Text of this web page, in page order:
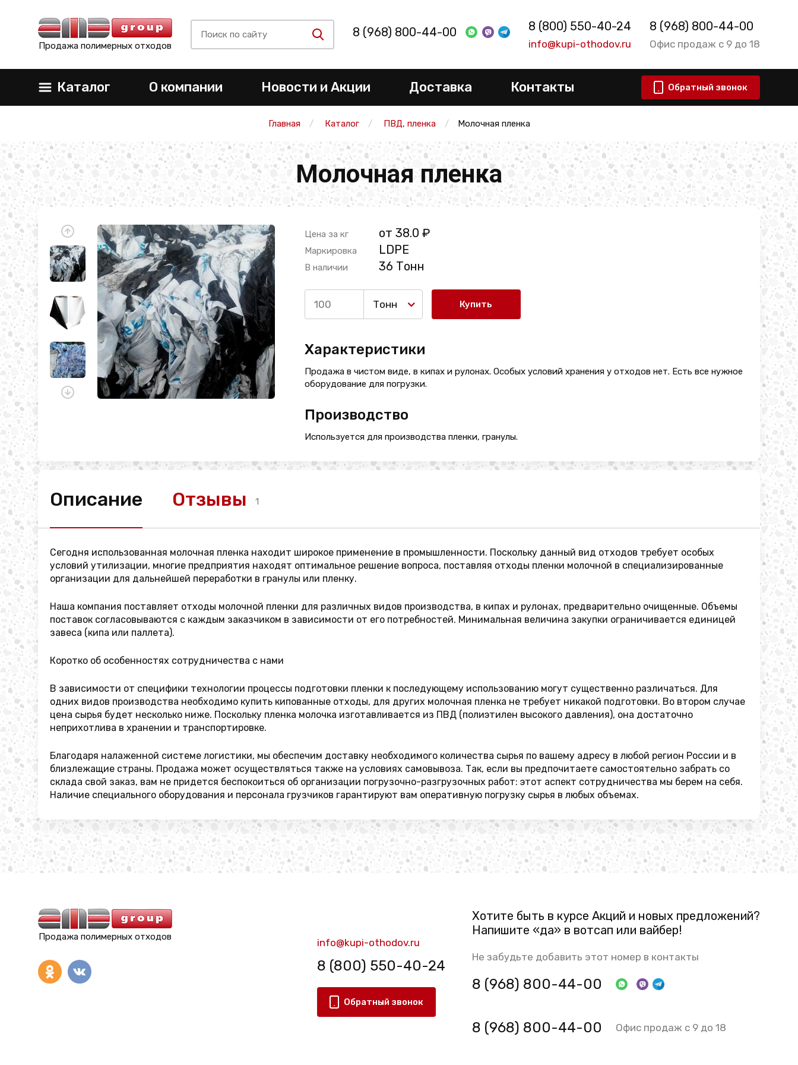
Продажа полимерных отходов
8 (968) 800-44-00 8 (800) 550-40-24
info@kupi-othodov.ru
8 (968) 800-44-00
Офис продаж с 9 до 18
Каталог О компании Новости и Акции Доставка Контакты Обратный звонок
Главная Каталог ПВД, пленка Молочная пленка
Молочная пленка
Цена за кг от 38.0 ₽
Маркировка LDPE
В наличии 36 Тонн
Тонн Купить
Характеристики
Продажа в чистом виде, в кипах и рулонах. Особых условий хранения у отходов нет. Есть все нужное
оборудование для погрузки.
Производство
Используется для производства пленки, гранулы.
Описание Отзывы 1
Сегодня использованная молочная пленка находит широкое применение в промышленности. Поскольку данный вид отходов требует особых
условий утилизации, многие предприятия находят оптимальное решение вопроса, поставляя отходы пленки молочной в специализированные
организации для дальнейшей переработки в гранулы или пленку.
Наша компания поставляет отходы молочной пленки для различных видов производства, в кипах и рулонах, предварительно очищенные. Объемы
поставок согласовываются с каждым заказчиком в зависимости от его потребностей. Минимальная величина закупки ограничивается единицей
завеса (кипа или паллета).
Коротко об особенностях сотрудничества с нами
В зависимости от специфики технологии процессы подготовки пленки к последующему использованию могут существенно различаться. Для
одних видов производства необходимо купить кипованные отходы, для других молочная пленка не требует никакой подготовки. Во втором случае
цена сырья будет несколько ниже. Поскольку пленка молочка изготавливается из ПВД (полиэтилен высокого давления), она достаточно
неприхотлива в хранении и транспортировке.
Благодаря налаженной системе логистики, мы обеспечим доставку необходимого количества сырья по вашему адресу в любой регион России и в
близлежащие страны. Продажа может осуществляться также на условиях самовывоза. Так, если вы предпочитаете самостоятельно забрать со
склада свой заказ, вам не придется беспокоиться об организации погрузочно-разгрузочных работ: этот аспект сотрудничества мы берем на себя.
Наличие специального оборудования и персонала грузчиков гарантируют вам оперативную погрузку сырья в любых объемах.
Продажа полимерных отходов info@kupi-othodov.ru
8 (800) 550-40-24
Обратный звонок
Хотите быть в курсе Акций и новых предложений?
Напишите «да» в вотсап или вайбер!
Не забудьте добавить этот номер в контакты
8 (968) 800-44-00
8 (968) 800-44-00 Офис продаж с 9 до 18